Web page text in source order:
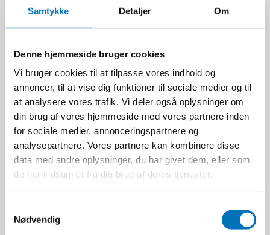
Samtykke Detaljer Om
Denne hjemmeside bruger cookies
Vi bruger cookies til at tilpasse vores indhold og
annoncer, til at vise dig funktioner til sociale medier og til
at analysere vores trafik. Vi deler også oplysninger om
din brug af vores hjemmeside med vores partnere inden
for sociale medier, annonceringspartnere og
analysepartnere. Vores partnere kan kombinere disse
data med andre oplysninger, du har givet dem, eller som
de har indsamlet fra din brug af deres tjenester.
Nødvendig
3.506,25 DKK
VIS PRODUKT